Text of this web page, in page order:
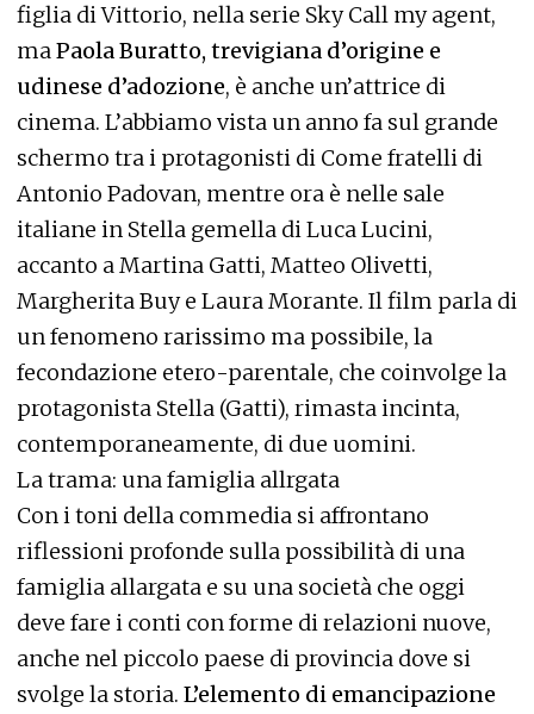
figlia di Vittorio, nella serie Sky Call my agent,
ma Paola Buratto, trevigiana d’origine e
udinese d’adozione, è anche un’attrice di
cinema. L’abbiamo vista un anno fa sul grande
schermo tra i protagonisti di Come fratelli di
Antonio Padovan, mentre ora è nelle sale
italiane in Stella gemella di Luca Lucini,
accanto a Martina Gatti, Matteo Olivetti,
Margherita Buy e Laura Morante. Il film parla di
un fenomeno rarissimo ma possibile, la
fecondazione etero-parentale, che coinvolge la
protagonista Stella (Gatti), rimasta incinta,
contemporaneamente, di due uomini.
La trama: una famiglia allrgata
Con i toni della commedia si affrontano
riflessioni profonde sulla possibilità di una
famiglia allargata e su una società che oggi
deve fare i conti con forme di relazioni nuove,
anche nel piccolo paese di provincia dove si
svolge la storia. L’elemento di emancipazione